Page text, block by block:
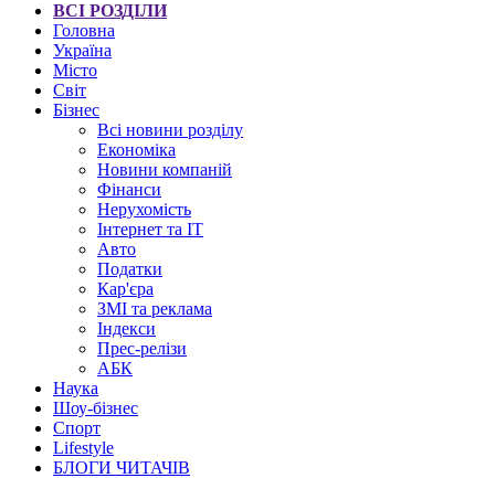
ВСІ РОЗДІЛИ
Головна
Україна
Місто
Світ
Бізнес
Всі новини розділу
Економіка
Новини компаній
Фінанси
Нерухомість
Інтернет та IT
Авто
Податки
Кар'єра
ЗМІ та реклама
Індекси
Прес-релізи
АБК
Наука
Шоу-бізнес
Спорт
Lifestyle
БЛОГИ ЧИТАЧІВ